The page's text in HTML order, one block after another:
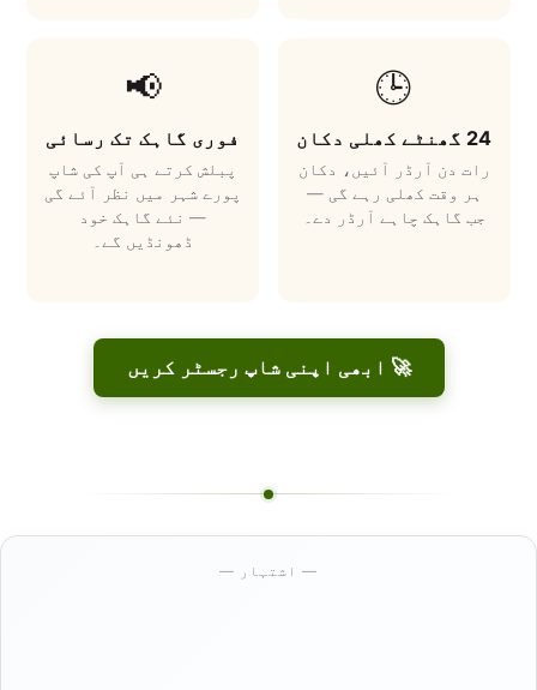
🕒
24 گھنٹے کھلی دکان
رات دن آرڈر آئیں، دکان
ہر وقت کھلی رہے گی —
جب گاہک چاہے آرڈر دے۔
📢
فوری گاہک تک رسائی
پبلش کرتے ہی آپ کی شاپ
پورے شہر میں نظر آئے گی
— نئے گاہک خود
ڈھونڈیں گے۔
🚀 ابھی اپنی شاپ رجسٹر کریں
— اشتہار —